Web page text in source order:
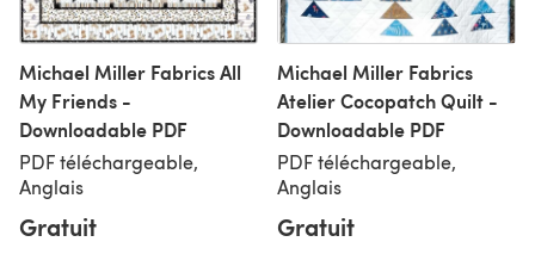
Michael Miller Fabrics All
My Friends -
Downloadable PDF
PDF téléchargeable,
Anglais
Gratuit
Michael Miller Fabrics
Atelier Cocopatch Quilt -
Downloadable PDF
PDF téléchargeable,
Anglais
Gratuit